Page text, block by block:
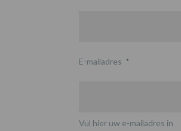
E-mailadres *
Vul hier uw e-mailadres in